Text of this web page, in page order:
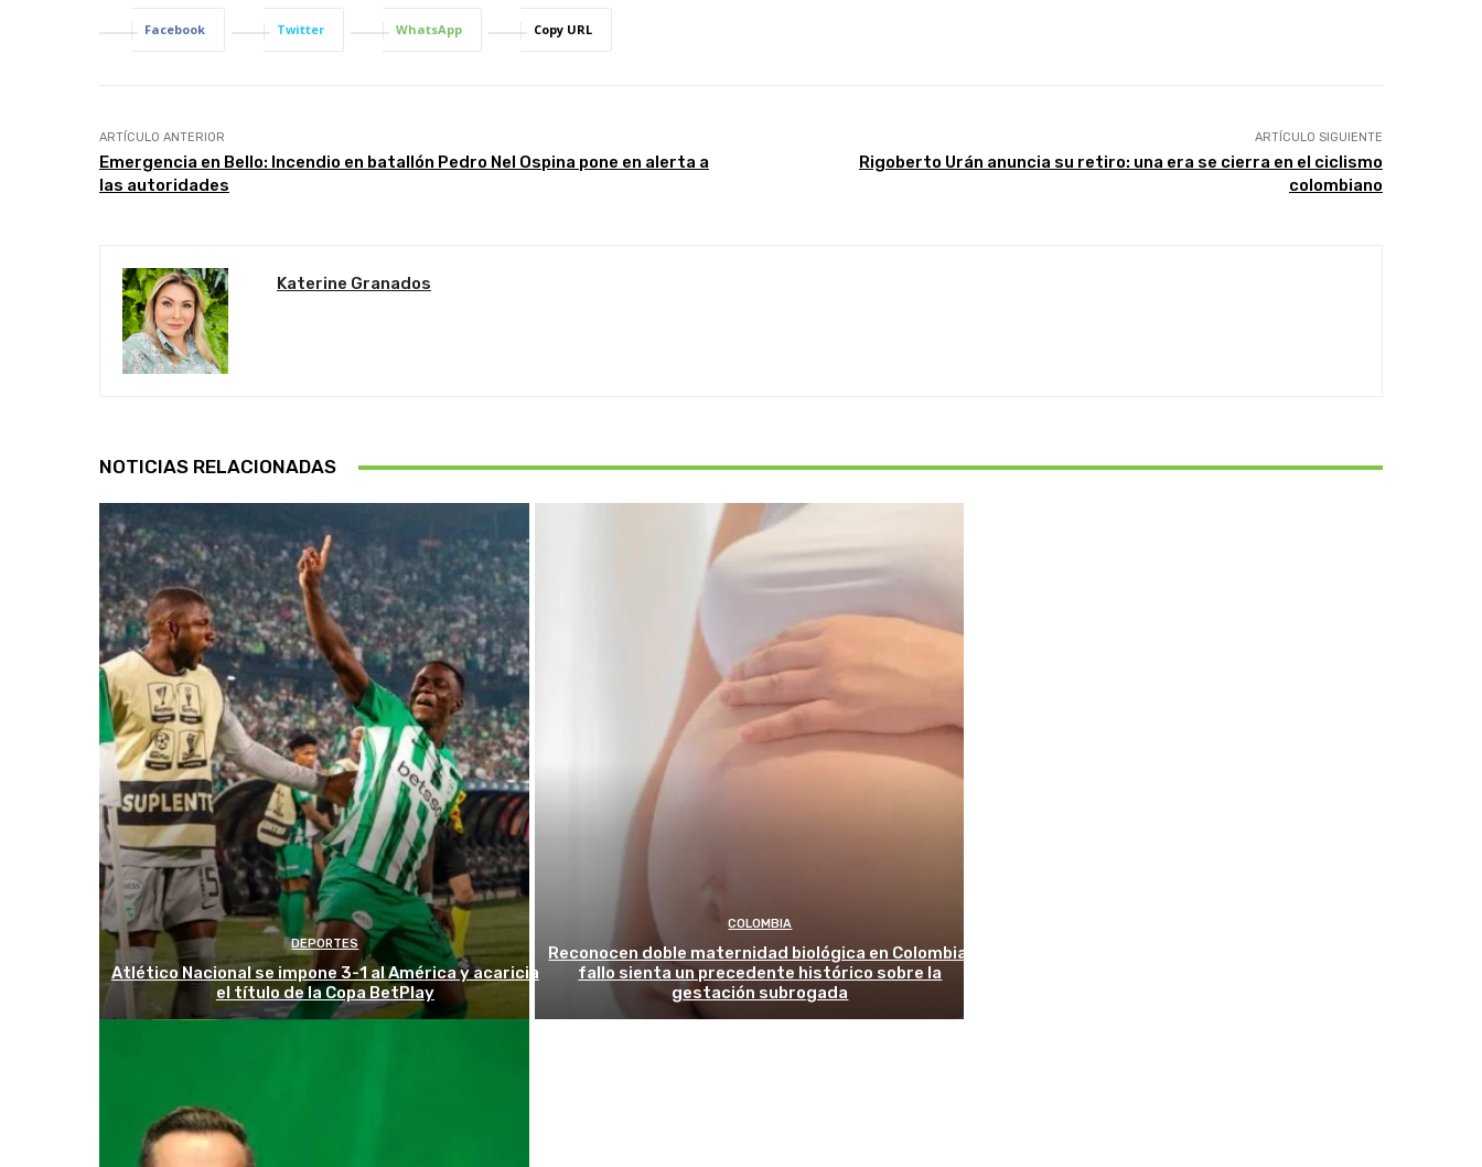
Facebook Twitter WhatsApp Copy URL
ARTÍCULO ANTERIOR
Emergencia en Bello: Incendio en batallón Pedro Nel Ospina pone en alerta a
las autoridades
ARTÍCULO SIGUIENTE
Rigoberto Urán anuncia su retiro: una era se cierra en el ciclismo
colombiano
Katerine Granados
NOTICIAS RELACIONADAS
DEPORTES
Atlético Nacional se impone 3-1 al América y acaricia
el título de la Copa BetPlay
COLOMBIA
Reconocen doble maternidad biológica en Colombia:
fallo sienta un precedente histórico sobre la
gestación subrogada